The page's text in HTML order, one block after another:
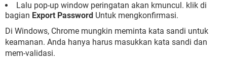
Lalu pop-up window peringatan akan kmuncul. klik di
bagian Export Password Untuk mengkonfirmasi.
Di Windows, Chrome mungkin meminta kata sandi untuk
keamanan. Anda hanya harus masukkan kata sandi dan
mem-validasi.